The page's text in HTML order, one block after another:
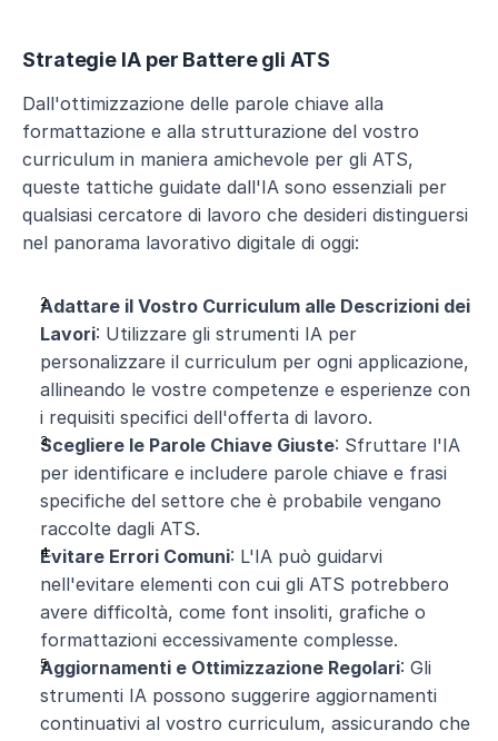
Strategie IA per Battere gli ATS
Dall'ottimizzazione delle parole chiave alla
formattazione e alla strutturazione del vostro
curriculum in maniera amichevole per gli ATS,
queste tattiche guidate dall'IA sono essenziali per
qualsiasi cercatore di lavoro che desideri distinguersi
nel panorama lavorativo digitale di oggi:
Adattare il Vostro Curriculum alle Descrizioni dei
Lavori: Utilizzare gli strumenti IA per
personalizzare il curriculum per ogni applicazione,
allineando le vostre competenze e esperienze con
i requisiti specifici dell'offerta di lavoro.
Scegliere le Parole Chiave Giuste: Sfruttare l'IA
per identificare e includere parole chiave e frasi
specifiche del settore che è probabile vengano
raccolte dagli ATS.
Evitare Errori Comuni: L'IA può guidarvi
nell'evitare elementi con cui gli ATS potrebbero
avere difficoltà, come font insoliti, grafiche o
formattazioni eccessivamente complesse.
Aggiornamenti e Ottimizzazione Regolari: Gli
strumenti IA possono suggerire aggiornamenti
continuativi al vostro curriculum, assicurando che